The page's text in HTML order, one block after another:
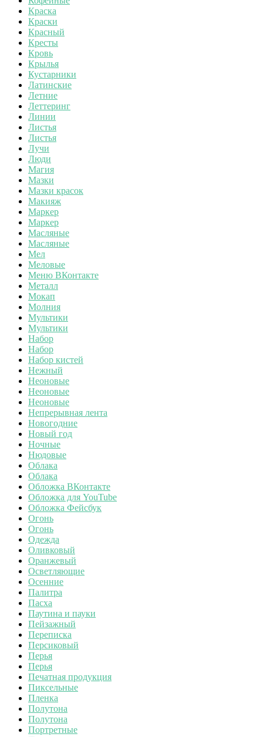
Краска
Краски
Красный
Кресты
Кровь
Крылья
Кустарники
Латинские
Летние
Леттеринг
Линии
Листья
Листья
Лучи
Люди
Магия
Мазки
Мазки красок
Макияж
Маркер
Маркер
Масляные
Масляные
Мел
Меловые
Меню ВКонтакте
Металл
Мокап
Молния
Мультики
Мультики
Набор
Набор
Набор кистей
Нежный
Неоновые
Неоновые
Неоновые
Непрерывная лента
Новогодние
Новый год
Ночные
Нюдовые
Облака
Облака
Обложка ВКонтакте
Обложка для YouTube
Обложка Фейсбук
Огонь
Огонь
Одежда
Оливковый
Оранжевый
Осветляющие
Осенние
Палитра
Пасха
Паутина и пауки
Пейзажный
Переписка
Персиковый
Перья
Перья
Печатная продукция
Пиксельные
Пленка
Полутона
Полутона
Портретные